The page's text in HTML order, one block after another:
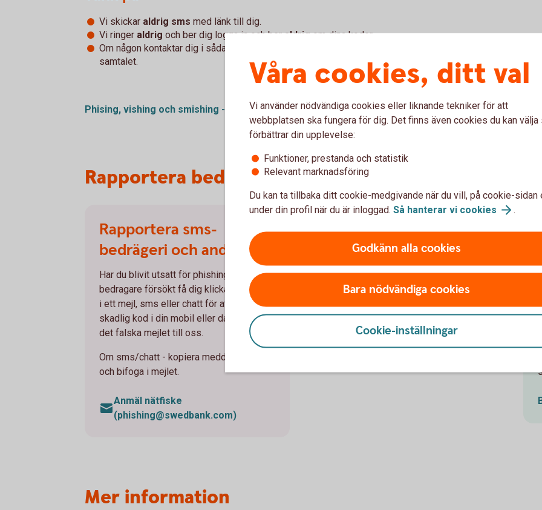
Vi skickar aldrig sms med länk till dig.
Vi ringer aldrig och ber dig logga in och beraldrigom dina koder.
Om någon kontaktar dig i sådana frågor, svara inte eller avsluta
samtalet.
Phising, vishing och smishing - vad är det?
Rapportera bedrägerier och bluff-sms
Rapportera sms-
bedrägeri och andra
Har du blivit utsatt för phishing där en
bedragare försökt få dig klicka på en länk
i ett mejl, sms eller chatt för att få in
skadlig kod i din mobil eller dator? Skicka
det falska mejlet till oss.
Om sms/chatt - kopiera meddelandet
och bifoga i mejlet.
Anmäl nätfiske
(phishing@swedbank.com)
Om du fått ett bluff-sms
Om du fått ett bluff-sms – anmäl det
direkt! Du gör det genom att klicka på
Rapportera skräp som ligger längst ner i
sms:et under "Avsändaren finns inte i din
kontaktlista". På så sätt hjälper du din
mobilleverantör att stoppa bedrägerier.
Mer information
Våra cookies, ditt val
Vi använder nödvändiga cookies eller liknande tekniker för att
webbplatsen ska fungera för dig. Det finns även cookies du kan välja
förbättrar din upplevelse:
Funktioner, prestanda och statistik
Relevant marknadsföring
Du kan ta tillbaka ditt cookie-medgivande när du vill, på cookie-sidan
under din profil när du är inloggad. Så hanterar vi cookies .
Godkänn alla cookies
Bara nödvändiga cookies
Cookie-inställningar